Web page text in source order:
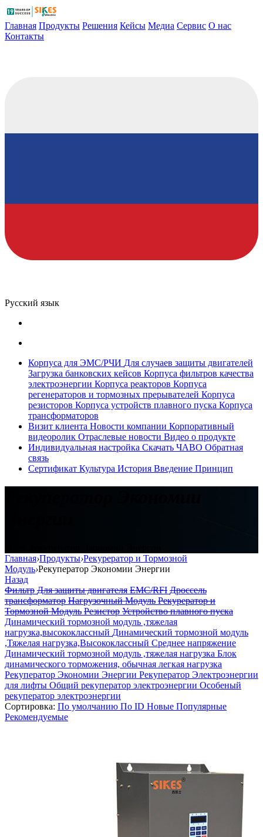
Главная Продукты Решения Кейсы Медиа Сервис О нас
Контакты
Русский язык
Корпуса для ЭМС/РЧИ Для случаев защиты двигателей
Загрузка банковских кейсов Корпуса фильтров качества
электроэнергии Корпуса реакторов Корпуса
регенераторов и тормозных прерывателей Корпуса
резисторов Корпуса устройств плавного пуска Корпуса
трансформаторов
Визит клиента Новости компании Корпоративный
видеоролик Отраслевые новости Видео о продукте
Индивидуальная настройка Скачать ЧАВО Обратная
связь
Сертификат Культура История Введение Принцип
Главная›Продукты›Рекурератор и Тормозной
Модуль›Рекуператор Экономии Энергии
Назад
Фильтр Для защиты двигателя EMC/RFI Дроссель
трансформатор Нагрузочный Модуль Рекурератор и
Тормозной Модуль Резистор Устройство плавного пуска
Динамический тормозной модуль ,тяжелая
нагрузка,высококлассный Динамический тормозной модуль
,Тяжелая нагрузка,Высококлассный Среднее напряжение
Динамический тормозной модуль ,тяжелая нагрузка Блок
динамического торможения, обычная легкая нагрузка
Рекуператор Экономии Энергии Рекуператор Электроэнергии
для лифты Общий рекуператор электроэнергии Особеный
рекуператор электроэнергии
Сортировка: По умолчанию По ID Новые Популярные
Рекомендуемые